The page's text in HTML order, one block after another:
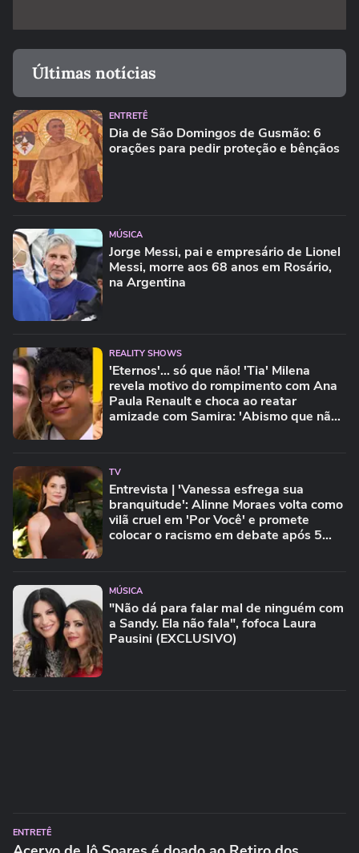
Últimas notícias
ENTRETÊ
Dia de São Domingos de Gusmão: 6
orações para pedir proteção e bênçãos
MÚSICA
Jorge Messi, pai e empresário de Lionel
Messi, morre aos 68 anos em Rosário,
na Argentina
REALITY SHOWS
'Eternos'... só que não! 'Tia' Milena
revela motivo do rompimento com Ana
Paula Renault e choca ao reatar
amizade com Samira: 'Abismo que não
TV
Entrevista | 'Vanessa esfrega sua
branquitude': Alinne Moraes volta como
vilã cruel em 'Por Você' e promete
colocar o racismo em debate após 5
MÚSICA
"Não dá para falar mal de ninguém com
a Sandy. Ela não fala", fofoca Laura
Pausini (EXCLUSIVO)
ENTRETÊ